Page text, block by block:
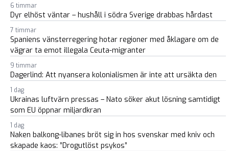
6 timmar
Dyr elhöst väntar – hushåll i södra Sverige drabbas hårdast
7 timmar
Spaniens vänsterregering hotar regioner med åklagare om de
vägrar ta emot illegala Ceuta-migranter
9 timmar
Dagerlind: Att nyansera kolonialismen är inte att ursäkta den
1 dag
Ukrainas luftvärn pressas – Nato söker akut lösning samtidigt
som EU öppnar miljardkran
1 dag
Naken balkong-libanes bröt sig in hos svenskar med kniv och
skapade kaos: ”Drogutlöst psykos”